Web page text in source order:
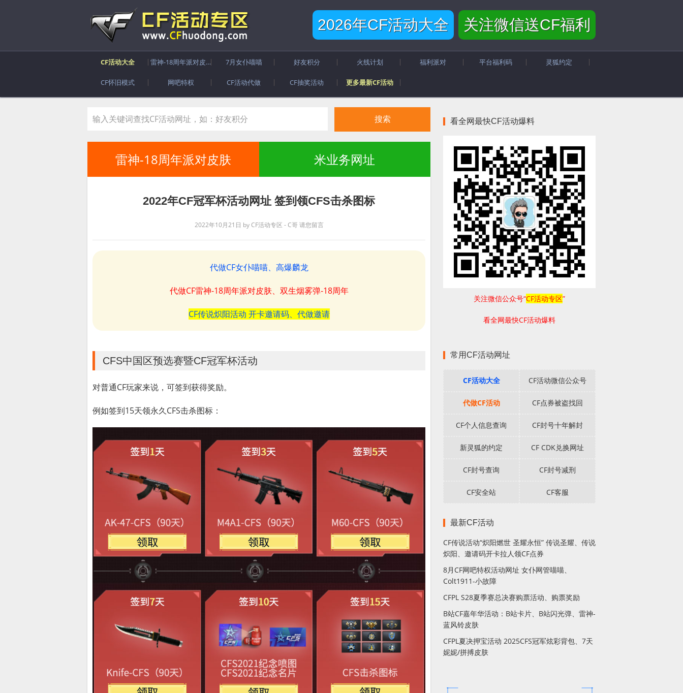
2026年CF活动大全 关注微信送CF福利
CF活动大全 雷神-18周年派对皮肤 7月女仆喵喵 好友积分 火线计划 福利派对 平台福利码 灵狐约定
CF怀旧模式 网吧特权 CF活动代做 CF抽奖活动 更多最新CF活动
雷神-18周年派对皮肤 米业务网址
2022年CF冠军杯活动网址 签到领CFS击杀图标
2022年10月21日 byCF活动专区 - C哥 请您留言
代做CF女仆喵喵、高爆麟龙
代做CF雷神-18周年派对皮肤、双生烟雾弹-18周年
CF传说炽阳活动 开卡邀请码、代做邀请
CFS中国区预选赛暨CF冠军杯活动
对普通CF玩家来说，可签到获得奖励。
例如签到15天领永久CFS击杀图标：
看全网最快CF活动爆料
关注微信公众号“CF活动专区”
看全网最快CF活动爆料
常用CF活动网址
CF活动大全 CF活动微信公众号
代做CF活动 CF点券被盗找回
CF个人信息查询 CF封号十年解封
新灵狐的约定 CF CDK兑换网址
CF封号查询 CF封号减刑
CF安全站 CF客服
最新CF活动
CF传说活动“炽阳燃世 圣耀永恒” 传说圣耀、传说
炽阳、邀请码开卡拉人领CF点券
8月CF网吧特权活动网址 女仆网管喵喵、
Colt1911-小故障
CFPL S28夏季赛总决赛购票活动、购票奖励
B站CF嘉年华活动：B站卡片、B站闪光弹、雷神-
蓝风铃皮肤
CFPL夏决押宝活动 2025CFS冠军炫彩背包、7天
妮妮/拼搏皮肤